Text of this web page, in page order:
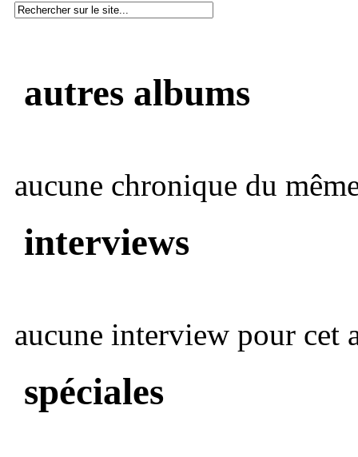
autres albums
aucune chronique du
interviews
aucune interview pour cet
spéciales